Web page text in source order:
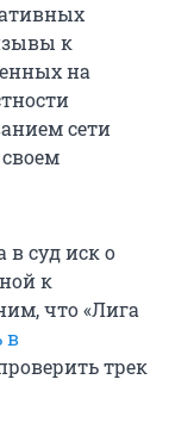
к
на
сети
в суд иск о
к
что «Лига
в
трек